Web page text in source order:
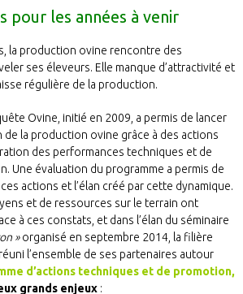
pour les années à venir
la production ovine rencontre des
ses éleveurs. Elle manque d’attractivité et
régulière de la production.
Ovine, initié en 2009, a permis de lancer
de la production ovine grâce à des actions
des performances techniques et de
Une évaluation du programme a permis de
actions et l’élan créé par cette dynamique.
et de ressources sur le terrain ont
à ces constats, et dans l’élan du séminaire
»organisé en septembre 2014, la filière
l’ensemble de ses partenaires autour
d’actions techniques et de promotion,
grands enjeux :